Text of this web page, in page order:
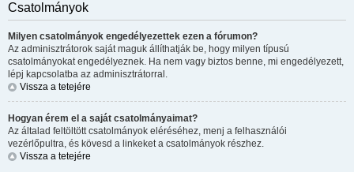
Csatolmányok
Milyen csatolmányok engedélyezettek ezen a fórumon?
Az adminisztrátorok saját maguk állíthatják be, hogy milyen típusú
csatolmányokat engedélyeznek. Ha nem vagy biztos benne, mi engedélyezett,
lépj kapcsolatba az adminisztrátorral.
Vissza a tetejére
Hogyan érem el a saját csatolmányaimat?
Az általad feltöltött csatolmányok eléréséhez, menj a felhasználói
vezérlőpultra, és kövesd a linkeket a csatolmányok részhez.
Vissza a tetejére